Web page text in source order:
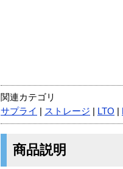
関連カテゴリ
サプライ
ストレージ LTO
商品説明